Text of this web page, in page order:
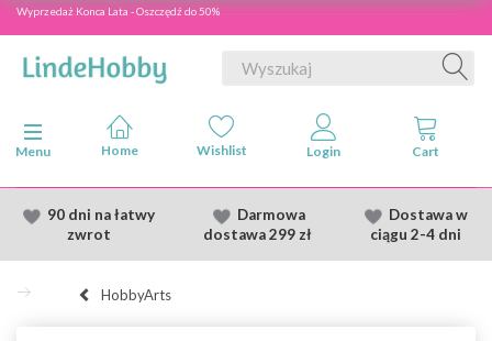
Wyprzedaż Konca Lata - Oszczędź do 50%
Przełącz nawigację
Menu
90 dni na łatwy
zwrot
Darmowa
dostawa299 zł
Dostawaw
ciągu 2-4 dni
HobbyArts